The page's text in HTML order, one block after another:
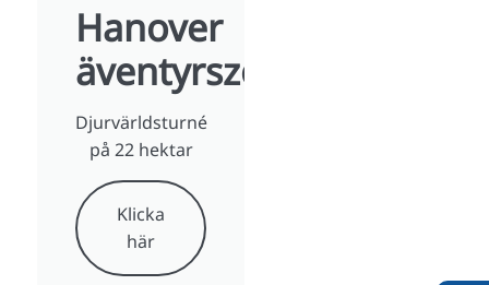
Hanover
äventyrszoo
Djurvärldsturné
på 22 hektar
Klicka
här